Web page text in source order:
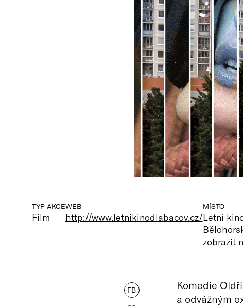
TYP AKCE
Film
WEB
http://www.letnikinodlabacov.cz/
MÍSTO
Letní
zobrazit
FB
Komedie
a odvážným